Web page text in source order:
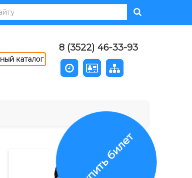
Купить билет
8 (3522) 46-33-93
каталог